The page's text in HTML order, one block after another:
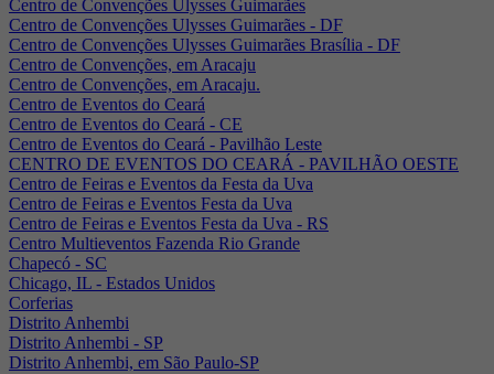
Centro de Convenções Ulysses Guimarães
Centro de Convenções Ulysses Guimarães - DF
Centro de Convenções Ulysses Guimarães Brasília - DF
Centro de Convenções, em Aracaju
Centro de Convenções, em Aracaju.
Centro de Eventos do Ceará
Centro de Eventos do Ceará - CE
Centro de Eventos do Ceará - Pavilhão Leste
CENTRO DE EVENTOS DO CEARÁ - PAVILHÃO OESTE
Centro de Feiras e Eventos da Festa da Uva
Centro de Feiras e Eventos Festa da Uva
Centro de Feiras e Eventos Festa da Uva - RS
Centro Multieventos Fazenda Rio Grande
Chapecó - SC
Chicago, IL - Estados Unidos
Corferias
Distrito Anhembi
Distrito Anhembi - SP
Distrito Anhembi, em São Paulo-SP